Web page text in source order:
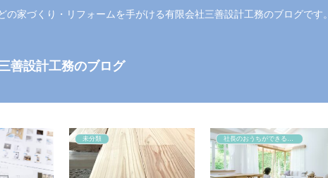
家づくり・リフォームを手がける有限会社三善設計工務のブログです。
善設計工務のブログ
未分類